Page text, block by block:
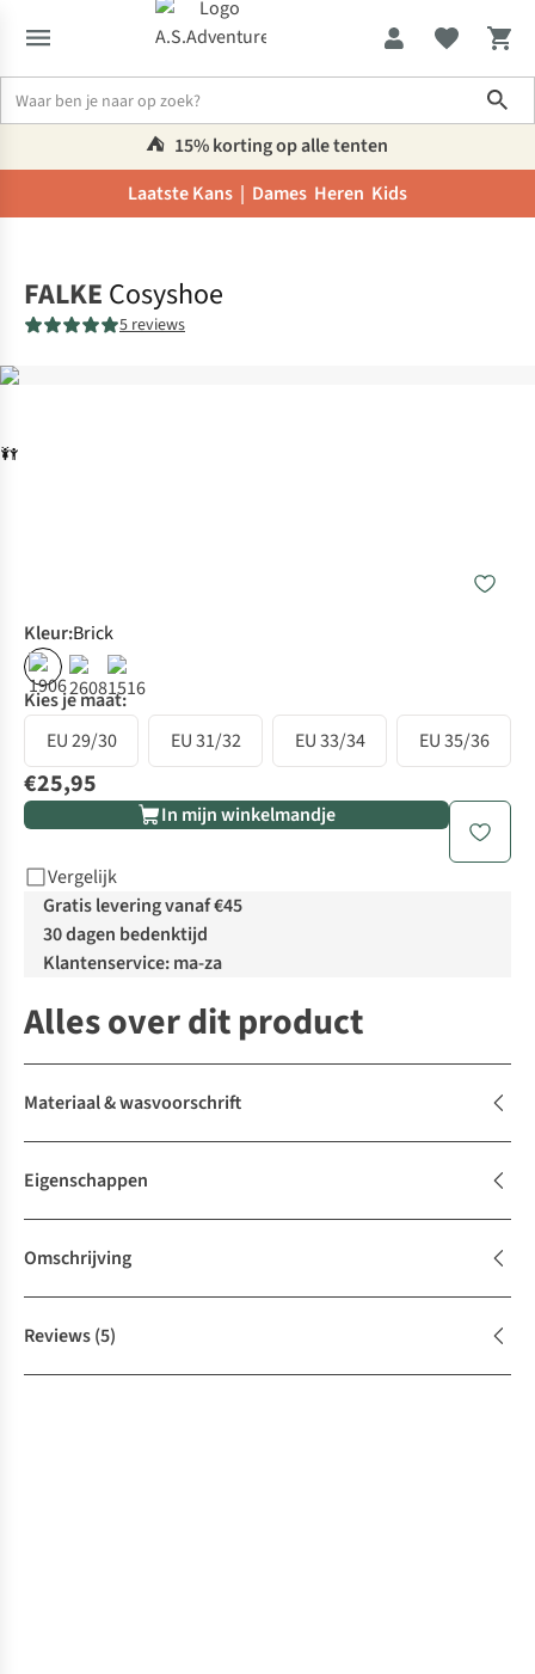
⛺️ 15% korting op alle tenten
Laatste Kans | Dames Heren Kids
FALKE Cosyshoe
5 reviews
Kleur:Brick
Kies je maat:
EU 29/30
EU 31/32 EU 33/34 EU 35/36
€25,95
In mijn winkelmandje
Vergelijk
Gratis levering vanaf €45
30 dagen bedenktijd
Klantenservice: ma-za
Alles over dit product
Materiaal & wasvoorschrift
Eigenschappen
Omschrijving
Reviews(5)